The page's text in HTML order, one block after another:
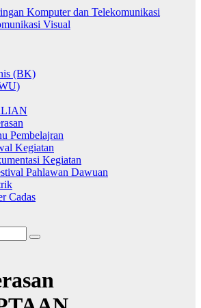
Komputer dan Telekomunikasi
Visual
(BK)
Pembelajran
Kegiatan
Kegiatan
Pahlawan Dawuan
Cadas